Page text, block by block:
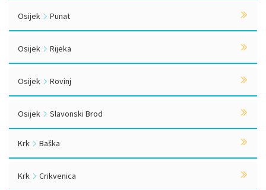
Osijek Punat
Osijek Rijeka
Osijek Rovinj
Osijek Slavonski Brod
Krk Baška
Krk Crikvenica